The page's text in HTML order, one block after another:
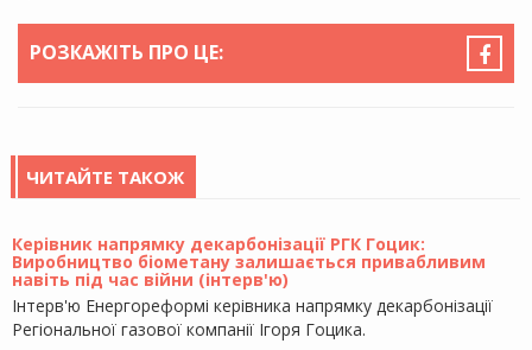
РОЗКАЖІТЬ ПРО ЦЕ:
ЧИТАЙТЕ ТАКОЖ
Керівник напрямку декарбонізації РГК Гоцик:
Виробництво біометану залишається привабливим
навіть під час війни (інтерв'ю)
Інтерв'ю Енергореформі керівника напрямку декарбонізації
Регіональної газової компанії Ігоря Гоцика.